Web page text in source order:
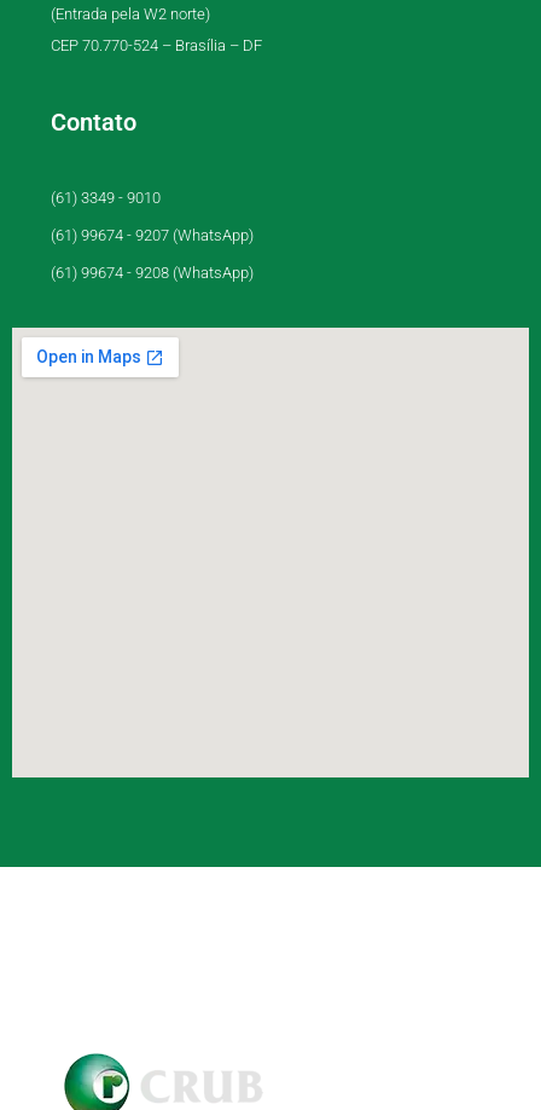
(Entrada pela W2 norte)
CEP 70.770-524 – Brasília – DF
Contato
(61) 3349 - 9010
(61) 99674 - 9207 (WhatsApp)
(61) 99674 - 9208 (WhatsApp)